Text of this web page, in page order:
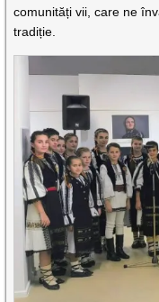
comunități vii, care ne
tradiție.